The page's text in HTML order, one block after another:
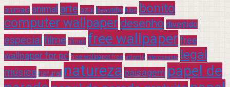
animais animal arte azul beautiful blue bonito
computer wallpaper desenho divertido
especial filme filmes free wallpaper free
wallpaper for pc free wallpaper free infantil interessante legal
música natural natureza paisagem papel de